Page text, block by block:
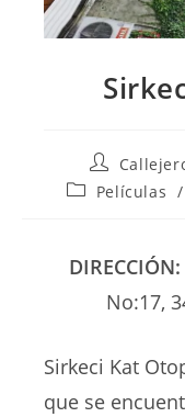
Autor
de
la
Categoría
Películas /
DIRECCIÓN:
No:17,
Sirkeci Kat
que se